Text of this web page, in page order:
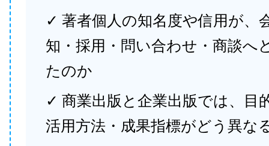
✓ 著者個人の知名度や信用が、
知・採用・問い合わせ・商談へ
たのか
✓ 商業出版と企業出版では、目
活用方法・成果指標がどう異な